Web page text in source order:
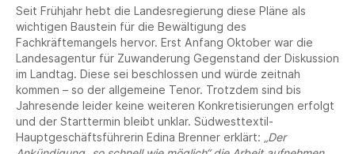
Seit Frühjahr hebt die Landesregierung diese Pläne als
wichtigen Baustein für die Bewältigung des
Fachkräftemangels hervor. Erst Anfang Oktober war die
Landesagentur für Zuwanderung Gegenstand der Diskussion
im Landtag. Diese sei beschlossen und würde zeitnah
kommen – so der allgemeine Tenor. Trotzdem sind bis
Jahresende leider keine weiteren Konkretisierungen erfolgt
und der Starttermin bleibt unklar. Südwesttextil-
Hauptgeschäftsführerin Edina Brenner erklärt: „Der